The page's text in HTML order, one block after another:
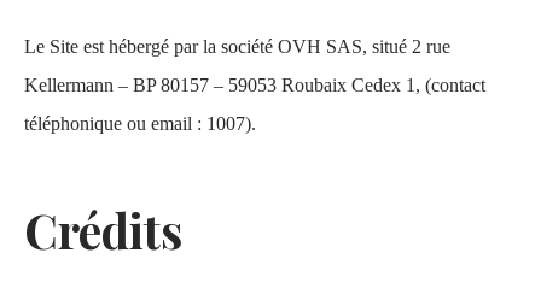
Le Site est hébergé par la société OVH SAS, situé 2 rue
Kellermann – BP 80157 – 59053 Roubaix Cedex 1, (contact
téléphonique ou email : 1007).
Crédits